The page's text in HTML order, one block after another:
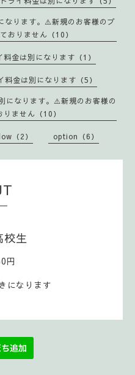
ります。⚠️新規のお客様のブ
おりません（10）
金は別になります（1）
金は別になります（5）
なります。⚠️新規のお客様の
ません（10）
（2） option（6）
校生
円
になります